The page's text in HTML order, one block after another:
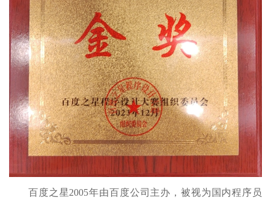
百度之星2005年由百度公司主办，被视为国内程序员